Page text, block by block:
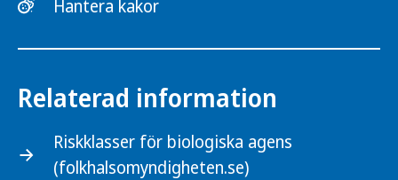
Hantera kakor
Relaterad information
Riskklasser för biologiska agens
(folkhalsomyndigheten.se)